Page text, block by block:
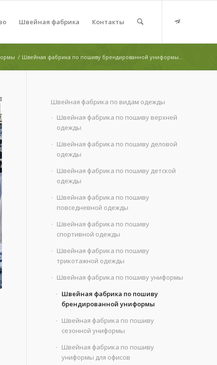
Швейная фабрика Контакты
/ Швейная фабрика по пошиву брендированной униформы...
Швейная фабрика по видам одежды
Швейная фабрика по пошиву верхней
одежды
Швейная фабрика по пошиву деловой
одежды
Швейная фабрика по пошиву детской
одежды
Швейная фабрика по пошиву
повседневной одежды
Швейная фабрика по пошиву
спортивной одежды
Швейная фабрика по пошиву
трикотажной одежды
Швейная фабрика по пошиву униформы
Швейная фабрика по пошиву
брендированной униформы
Швейная фабрика по пошиву
сезонной униформы
Швейная фабрика по пошиву
униформы для офисов